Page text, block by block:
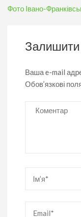
Навігація
Фото Івано-
Залишити
Ваша e-mail
Обов’язкові
Коментар